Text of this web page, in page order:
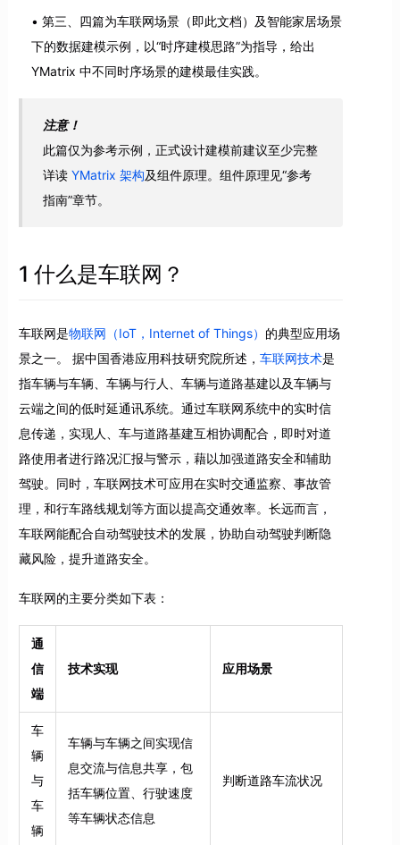
第三、四篇为车联网场景（即此文档）及智能家居场景
下的数据建模示例，以“时序建模思路”为指导，给出
YMatrix 中不同时序场景的建模最佳实践。
注意！
此篇仅为参考示例，正式设计建模前建议至少完整
详读YMatrix 架构及组件原理。组件原理见“参考
指南”章节。
1 什么是车联网？
车联网是物联网（IoT，Internet of Things） 的典型应用场
景之一。 据中国香港应用科技研究院所述， 车联网技术是
指车辆与车辆、车辆与行人、车辆与道路基建以及车辆与
云端之间的低时延通讯系统。通过车联网系统中的实时信
息传递，实现人、车与道路基建互相协调配合，即时对道
路使用者进行路况汇报与警示，藉以加强道路安全和辅助
驾驶。同时，车联网技术可应用在实时交通监察、事故管
理，和行车路线规划等方面以提高交通效率。长远而言，
车联网能配合自动驾驶技术的发展，协助自动驾驶判断隐
藏风险，提升道路安全。
车联网的主要分类如下表：
通
信
端
技术实现 应用场景
车
辆
与
车
辆
车辆与车辆之间实现信
息交流与信息共享，包
括车辆位置、行驶速度
等车辆状态信息
判断道路车流状况